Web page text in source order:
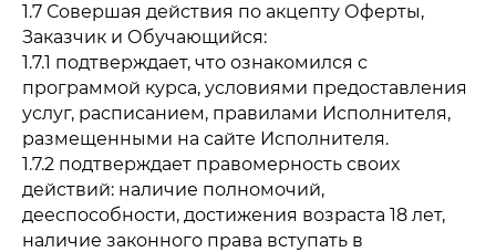
1.7 Совершая действия по акцепту Оферты,
Заказчик и Обучающийся:
1.7.1 подтверждает, что ознакомился с
программой курса, условиями предоставления
услуг, расписанием, правилами Исполнителя,
размещенными на сайте Исполнителя.
1.7.2 подтверждает правомерность своих
действий: наличие полномочий,
дееспособности, достижения возраста 18 лет,
наличие законного права вступать в